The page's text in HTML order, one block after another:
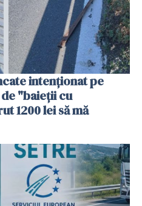
intenționat pe
"baieții cu
1200 lei să mă